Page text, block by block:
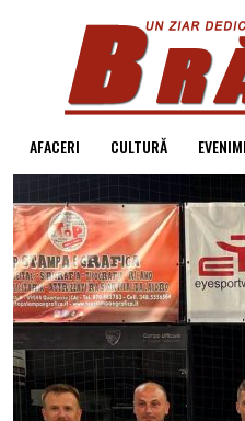
AFACERI CULTURĂ